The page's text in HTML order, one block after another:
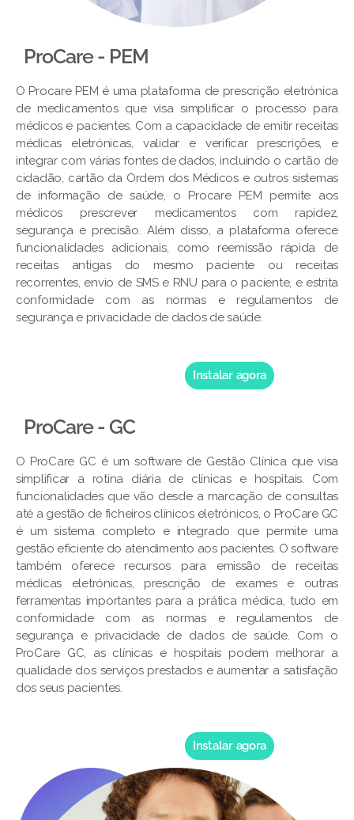
ProCare - PEM​
O Procare PEM é uma plataforma de prescrição eletrónica
de medicamentos que visa simplificar o processo para
médicos e pacientes. Com a capacidade de emitir receitas
médicas eletrónicas, validar e verificar prescrições, e
integrar com várias fontes de dados, incluindo o cartão de
cidadão, cartão da Ordem dos Médicos e outros sistemas
de informação de saúde, o Procare PEM permite aos
médicos prescrever medicamentos com rapidez,
segurança e precisão. Além disso, a plataforma oferece
funcionalidades adicionais, como reemissão rápida de
receitas antigas do mesmo paciente ou receitas
recorrentes, envio de SMS e RNU para o paciente, e estrita
conformidade com as normas e regulamentos de
segurança e privacidade de dados de saúde.
Instalar agora
ProCare - GC
O ProCare GC é um software de Gestão Clínica que visa
simplificar a rotina diária de clínicas e hospitais. Com
funcionalidades que vão desde a marcação de consultas
até a gestão de ficheiros clínicos eletrónicos, o ProCare GC
é um sistema completo e integrado que permite uma
gestão eficiente do atendimento aos pacientes. O software
também oferece recursos para emissão de receitas
médicas eletrónicas, prescrição de exames e outras
ferramentas importantes para a prática médica, tudo em
conformidade com as normas e regulamentos de
segurança e privacidade de dados de saúde. Com o
ProCare GC, as clínicas e hospitais podem melhorar a
qualidade dos serviços prestados e aumentar a satisfação
dos seus pacientes.
Instalar agora